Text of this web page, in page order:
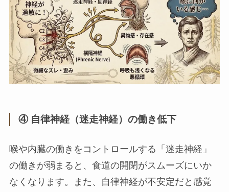
④ 自律神経（迷走神経）の働き低下
喉や内臓の働きをコントロールする「迷走神経」
の働きが弱まると、食道の開閉がスムーズにいか
なくなります。また、自律神経が不安定だと感覚